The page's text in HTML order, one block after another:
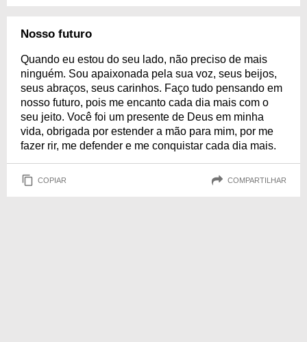
Nosso futuro
Quando eu estou do seu lado, não preciso de mais
ninguém. Sou apaixonada pela sua voz, seus beijos,
seus abraços, seus carinhos. Faço tudo pensando em
nosso futuro, pois me encanto cada dia mais com o
seu jeito. Você foi um presente de Deus em minha
vida, obrigada por estender a mão para mim, por me
fazer rir, me defender e me conquistar cada dia mais.
COPIAR COMPARTILHAR